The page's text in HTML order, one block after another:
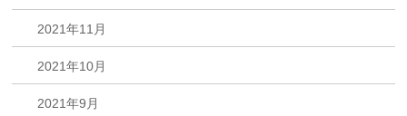
2021年11月
2021年10月
2021年9月